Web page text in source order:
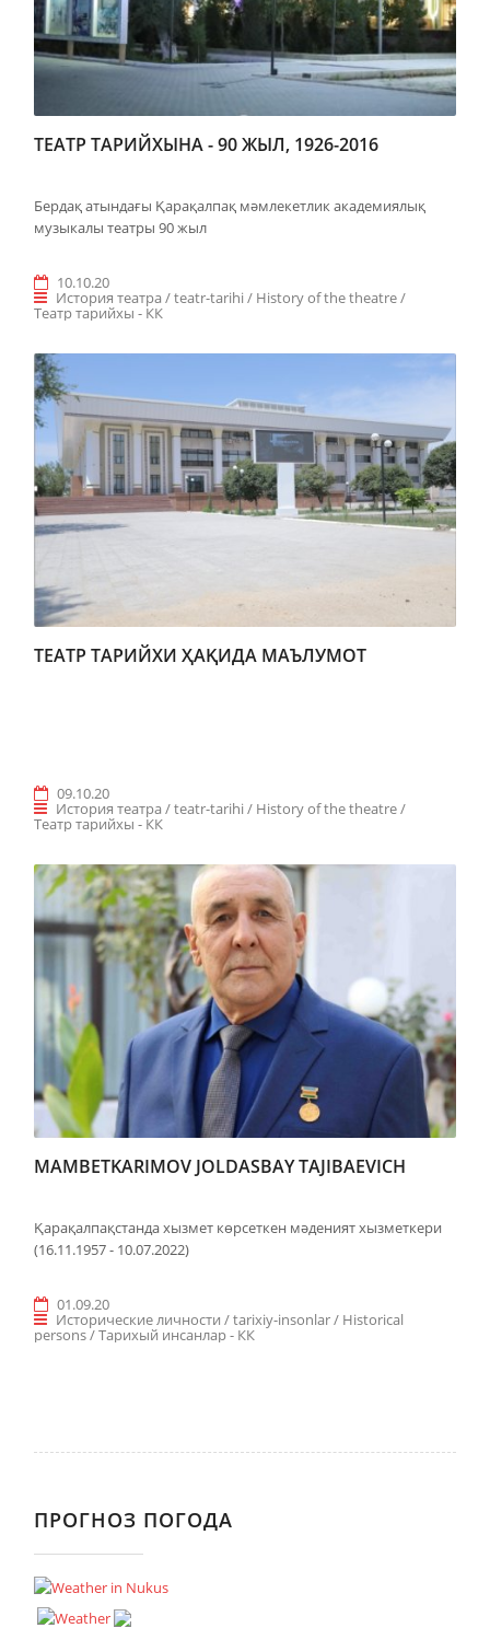
ТЕАТР ТАРИЙХЫНА - 90 ЖЫЛ, 1926-2016
Бердақ атындағы Қарақалпақ мәмлекетлик академиялық
музыкалы театры 90 жыл
10.10.20
История театра / teatr-tarihi / History of the theatre /
Teaтр тарийхы - КК
ТЕАТР ТАРИЙХИ ҲАҚИДА МАЪЛУМОТ
09.10.20
История театра / teatr-tarihi / History of the theatre /
Teaтр тарийхы - КК
MAMBETKARIMOV JOLDASBAY TAJIBAEVICH
Қарақалпақстанда хызмет көрсеткен мәденият хызметкери
(16.11.1957 - 10.07.2022)
01.09.20
Исторические личности / tarixiy-insonlar / Historical
persons / Taрихый инсанлар - КК
ПРОГНОЗ ПОГОДА